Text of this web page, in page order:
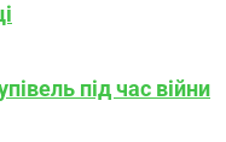
під час війни